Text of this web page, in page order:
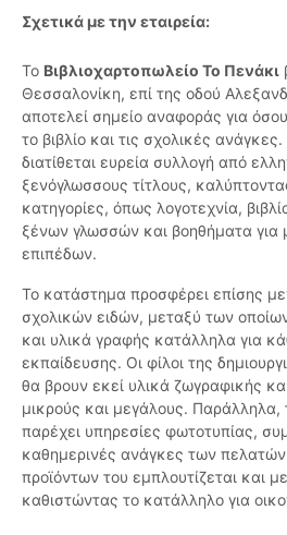
Σχετικά με την εταιρεία:
Το Βιβλιοχαρτοπωλείο Το Πενάκι
Θεσσαλονίκη, επί της οδού
αποτελεί σημείο αναφοράς για
το βιβλίο και τις σχολικές
διατίθεται ευρεία συλλογή από
ξενόγλωσσους τίτλους,
κατηγορίες, όπως λογοτεχνία,
ξένων γλωσσών και βοηθήματα για
επιπέδων.
Το κατάστημα προσφέρει επίσης
σχολικών ειδών, μεταξύ των
και υλικά γραφής κατάλληλα για
εκπαίδευσης. Οι φίλοι της
θα βρουν εκεί υλικά ζωγραφικής
μικρούς και μεγάλους. Παράλληλα,
παρέχει υπηρεσίες φωτοτυπίας,
καθημερινές ανάγκες των
προϊόντων του εμπλουτίζεται και
καθιστώντας το κατάλληλο για